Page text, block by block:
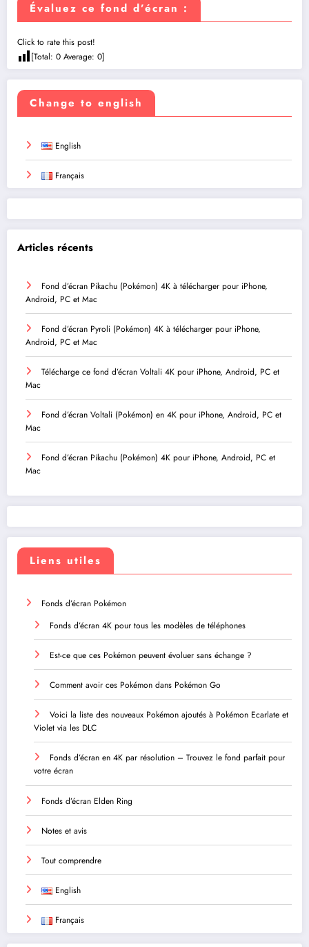
Évaluez ce fond d’écran :
Click to rate this post!
[Total: 0 Average: 0]
Change to english
English
Français
Articles récents
Fond d’écran Pikachu (Pokémon) 4K à télécharger pour iPhone,
Android, PC et Mac
Fond d’écran Pyroli (Pokémon) 4K à télécharger pour iPhone,
Android, PC et Mac
Télécharge ce fond d’écran Voltali 4K pour iPhone, Android, PC et
Mac
Fond d’écran Voltali (Pokémon) en 4K pour iPhone, Android, PC et
Mac
Fond d’écran Pikachu (Pokémon) 4K pour iPhone, Android, PC et
Mac
Liens utiles
Fonds d’écran Pokémon
Fonds d’écran 4K pour tous les modèles de téléphones
Est-ce que ces Pokémon peuvent évoluer sans échange ?
Comment avoir ces Pokémon dans Pokémon Go
Voici la liste des nouveaux Pokémon ajoutés à Pokémon Ecarlate et
Violet via les DLC
Fonds d’écran en 4K par résolution – Trouvez le fond parfait pour
votre écran
Fonds d’écran Elden Ring
Notes et avis
Tout comprendre
English
Français